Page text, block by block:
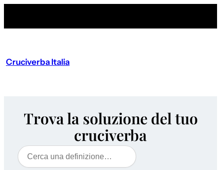
Cruciverba Italia
Trova la soluzione del tuo
cruciverba
Cerca